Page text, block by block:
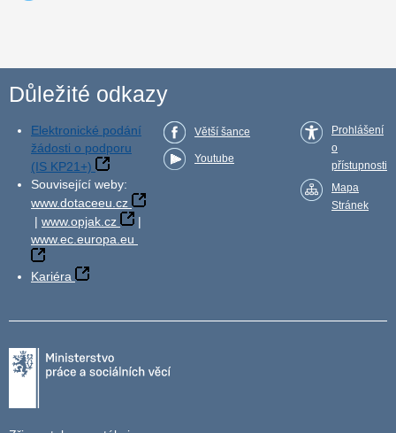
Důležité odkazy
Elektronické podání
žádosti o podporu
(IS KP21+)
Související weby:
www.dotaceeu.cz
| www.opjak.cz
|
www.ec.europa.eu
Kariéra
Větší šance
Youtube
Prohlášení
o
přístupnosti
Mapa
Stránek